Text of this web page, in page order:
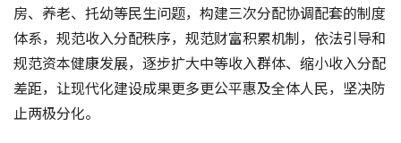
房、养老、托幼等民生问题，构建三次分配协调配套的制度
体系，规范收入分配秩序，规范财富积累机制，依法引导和
规范资本健康发展，逐步扩大中等收入群体、缩小收入分配
差距，让现代化建设成果更多更公平惠及全体人民，坚决防
止两极分化。